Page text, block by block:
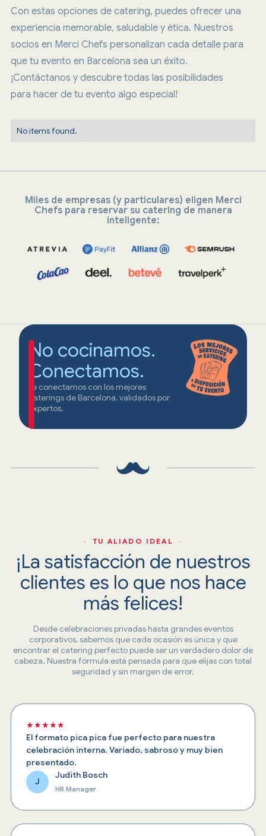
Con estas opciones de catering, puedes ofrecer una
experiencia memorable, saludable y ética. Nuestros
socios en Merci Chefs personalizan cada detalle para
que tu evento en Barcelona sea un éxito.
¡Contáctanos y descubre todas las posibilidades
para hacer de tu evento algo especial!
No items found.
Miles de empresas (y particulares) eligen Merci
Chefs para reservar su catering de manera
inteligente:
No cocinamos.
Conectamos.
Te conectamos con los mejores
caterings de Barcelona, validados por
expertos.
· TU ALIADO IDEAL ·
¡La satisfacción de nuestros
clientes es lo que nos hace
más felices!
Desde celebraciones privadas hasta grandes eventos
corporativos, sabemos que cada ocasión es única y que
encontrar el catering perfecto puede ser un verdadero dolor de
cabeza. Nuestra fórmula está pensada para que elijas con total
seguridad y sin margen de error.
★★★★★
El formato pica pica fue perfecto para nuestra
celebración interna. Variado, sabroso y muy bien
presentado.
J
Judith Bosch
HR Manager